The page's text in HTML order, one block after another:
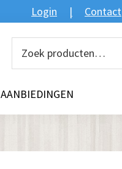
Login Contact
Zoeken
AANBIEDINGEN